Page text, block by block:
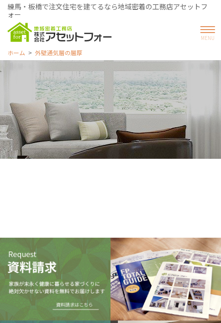
練馬・板橋で注文住宅を建てるなら地域密着の工務店アセットフ
ォー
ホーム 外壁通気層の層厚